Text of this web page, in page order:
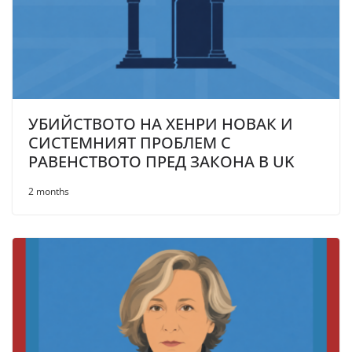
УБИЙСТВОТО НА ХЕНРИ НОВАК И
СИСТЕМНИЯТ ПРОБЛЕМ С
РАВЕНСТВОТО ПРЕД ЗАКОНА В UK
2 months